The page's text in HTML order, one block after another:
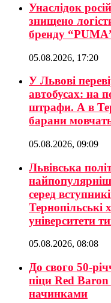
Унаслідок
знищено
бренду
05.08.2026, 17:20
У Львові
автобусах: на
штрафи. А в
барани
05.08.2026, 09:09
Львівська
серед
Тернопільські
університети
05.08.2026, 08:08
До свого 50-
піци Red Baron
начинками